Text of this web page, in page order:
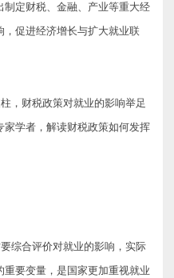
定财税、金融、产业等重大经
促进经济增长与扩大就业联
，财税政策对就业的影响举足
学者，解读财税政策如何发挥
综合评价对就业的影响，实际
要变量，是国家更加重视就业